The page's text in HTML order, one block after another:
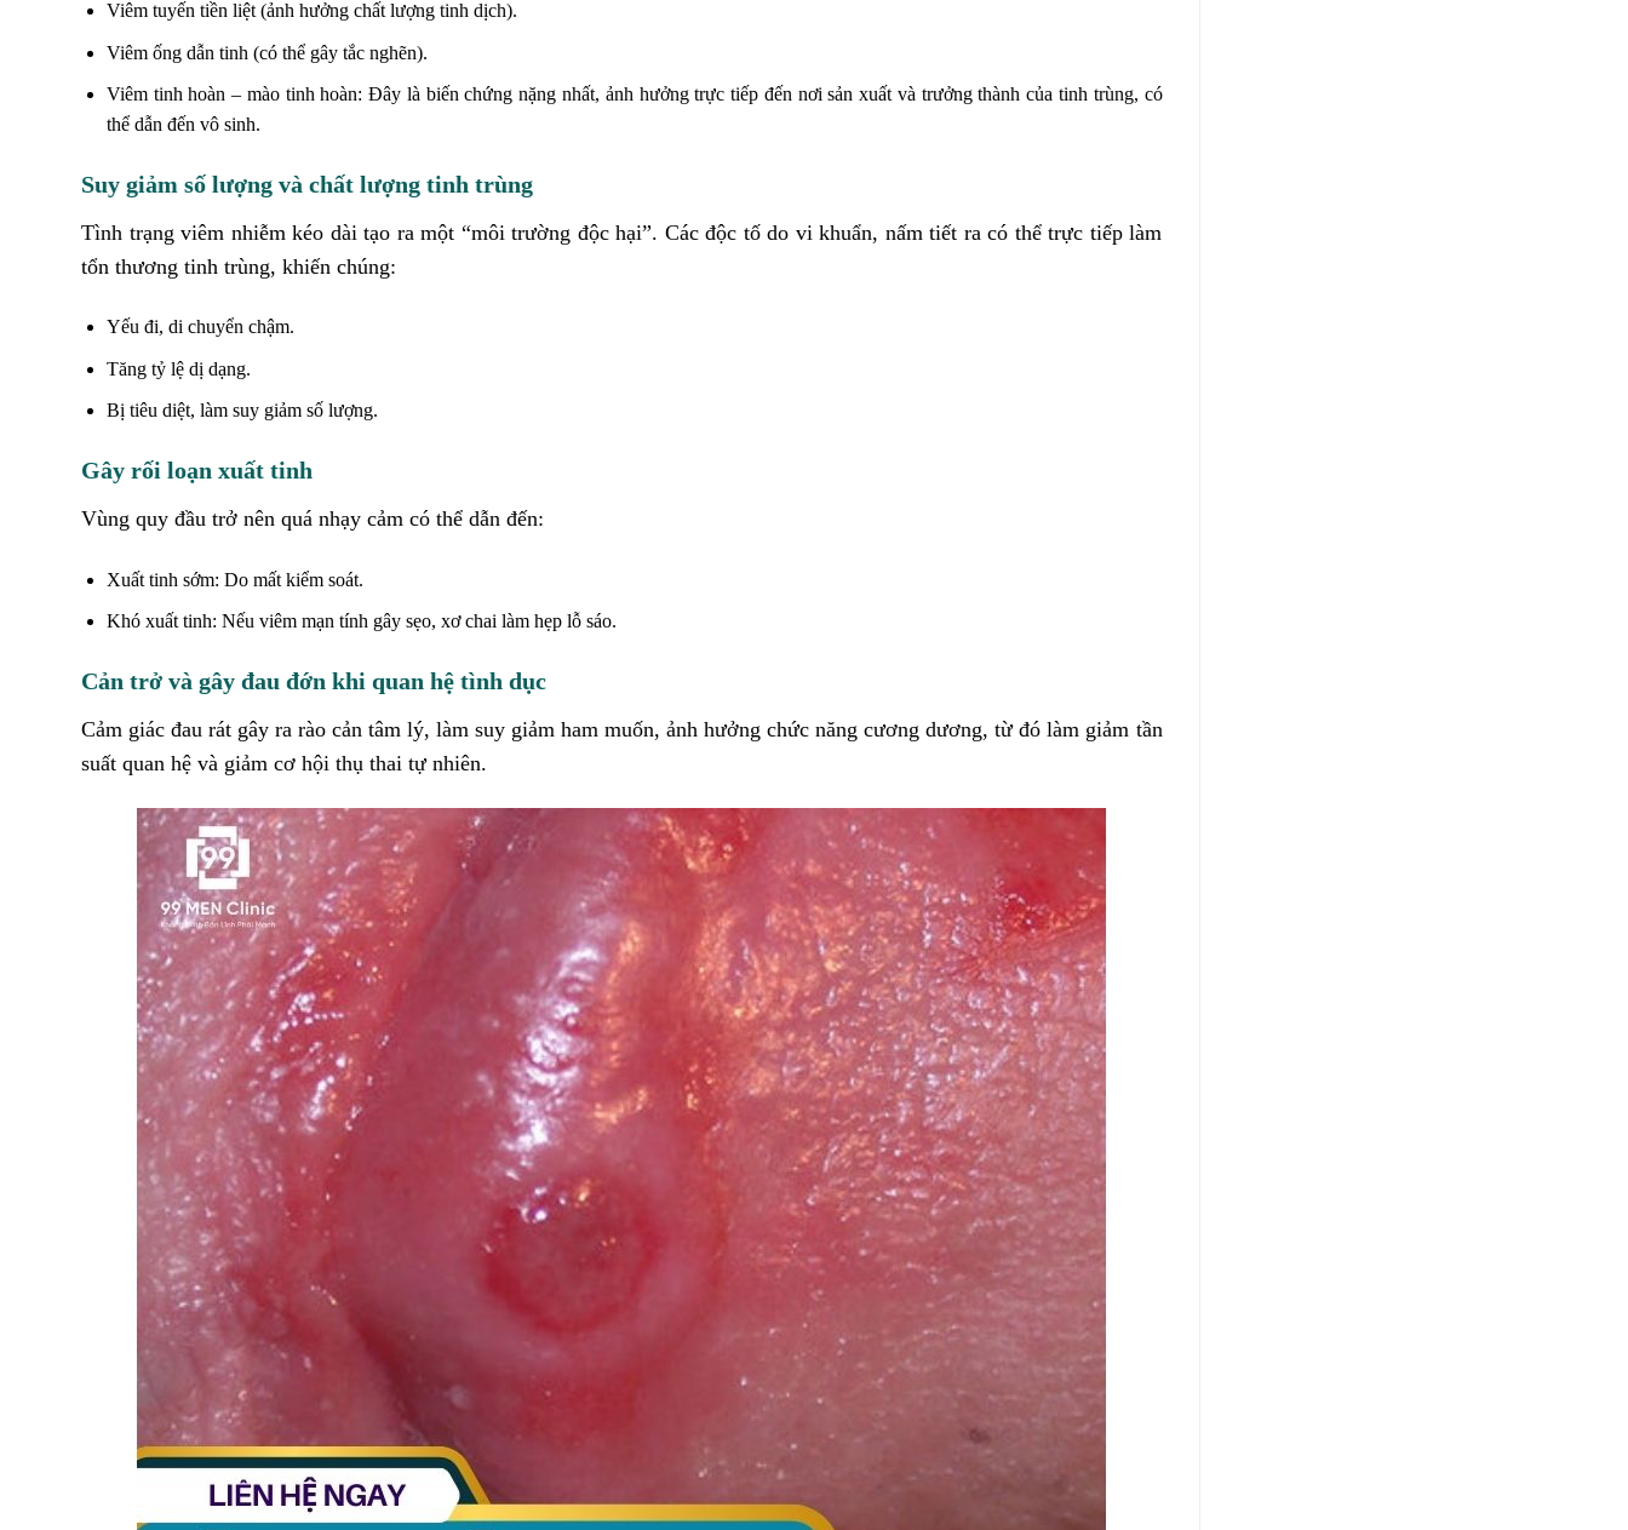
Viêm tuyến tiền liệt (ảnh hưởng chất lượng tinh dịch).
Viêm ống dẫn tinh (có thể gây tắc nghẽn).
Viêm tinh hoàn – mào tinh hoàn: Đây là biến chứng nặng nhất, ảnh hưởng trực tiếp đến nơi sản xuất và trưởng thành của tinh trùng, có
thể dẫn đến vô sinh.
Suy giảm số lượng và chất lượng tinh trùng
Tình trạng viêm nhiễm kéo dài tạo ra một “môi trường độc hại”. Các độc tố do vi khuẩn, nấm tiết ra có thể trực tiếp làm
tổn thương tinh trùng, khiến chúng:
Yếu đi, di chuyển chậm.
Tăng tỷ lệ dị dạng.
Bị tiêu diệt, làm suy giảm số lượng.
Gây rối loạn xuất tinh
Vùng quy đầu trở nên quá nhạy cảm có thể dẫn đến:
Xuất tinh sớm: Do mất kiểm soát.
Khó xuất tinh: Nếu viêm mạn tính gây sẹo, xơ chai làm hẹp lỗ sáo.
Cản trở và gây đau đớn khi quan hệ tình dục
Cảm giác đau rát gây ra rào cản tâm lý, làm suy giảm ham muốn, ảnh hưởng chức năng cương dương, từ đó làm giảm tần
suất quan hệ và giảm cơ hội thụ thai tự nhiên.